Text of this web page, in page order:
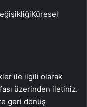
ile ilgili olarak
üzerinden iletiniz.
geri dönüş